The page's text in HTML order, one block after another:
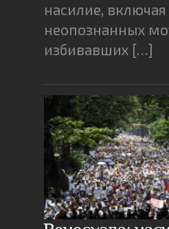
насилие, включая
неопознанных
избивавших […]